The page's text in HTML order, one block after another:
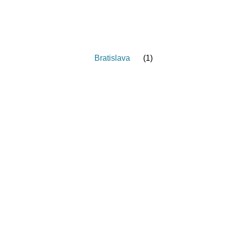
Bratislava (1)